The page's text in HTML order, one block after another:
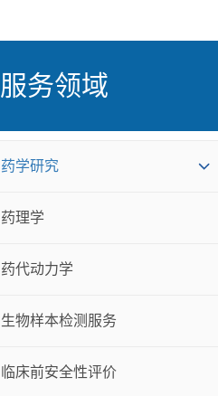
服务领域
药学研究
药理学
药代动力学
生物样本检测服务
临床前安全性评价